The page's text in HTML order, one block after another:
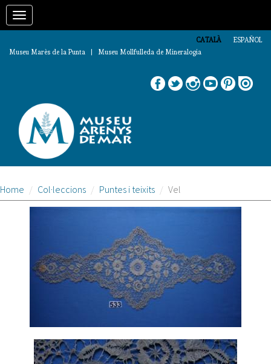
Vés
contingutToggle
ESPAÑOL
CATALÀ
Museu Marès de la Punta | Museu Mollfulleda de Mineralogia
Home Col·leccions Puntes i teixits Vel